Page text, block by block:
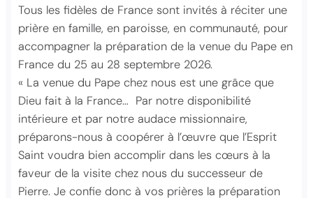
Tous les fidèles de France sont invités à réciter une
prière en famille, en paroisse, en communauté, pour
accompagner la préparation de la venue du Pape en
France du 25 au 28 septembre 2026.
« La venue du Pape chez nous est une grâce que
Dieu fait à la France… Par notre disponibilité
intérieure et par notre audace missionnaire,
préparons-nous à coopérer à l’œuvre que l’Esprit
Saint voudra bien accomplir dans les cœurs à la
faveur de la visite chez nous du successeur de
Pierre. Je confie donc à vos prières la préparation